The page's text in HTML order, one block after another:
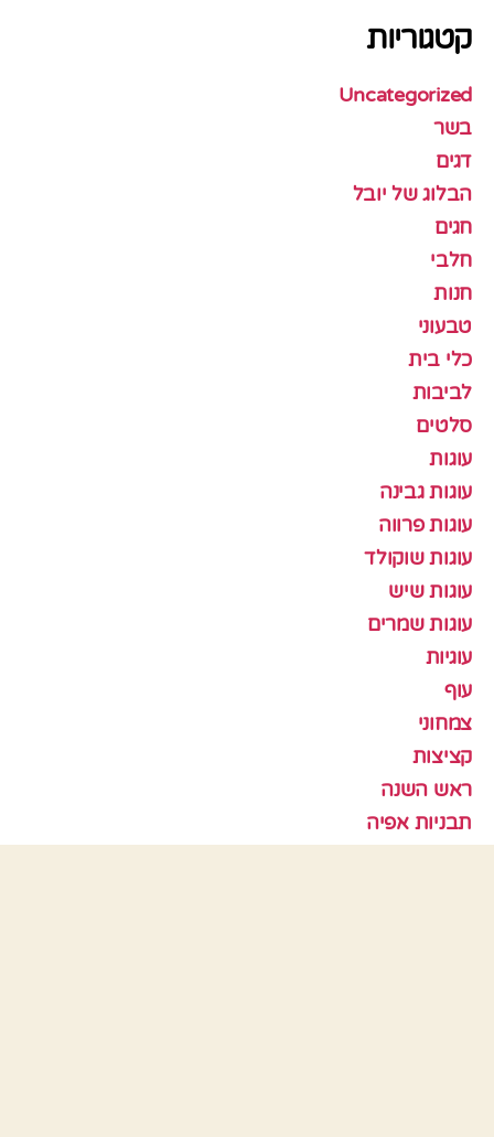
קטגוריות
Uncategorized
בשר
דגים
הבלוג של יובל
חגים
חלבי
חנות
טבעוני
כלי בית
לביבות
סלטים
עוגות
עוגות גבינה
עוגות פרווה
עוגות שוקולד
עוגות שיש
עוגות שמרים
עוגיות
עוף
צמחוני
קציצות
ראש השנה
תבניות אפיה